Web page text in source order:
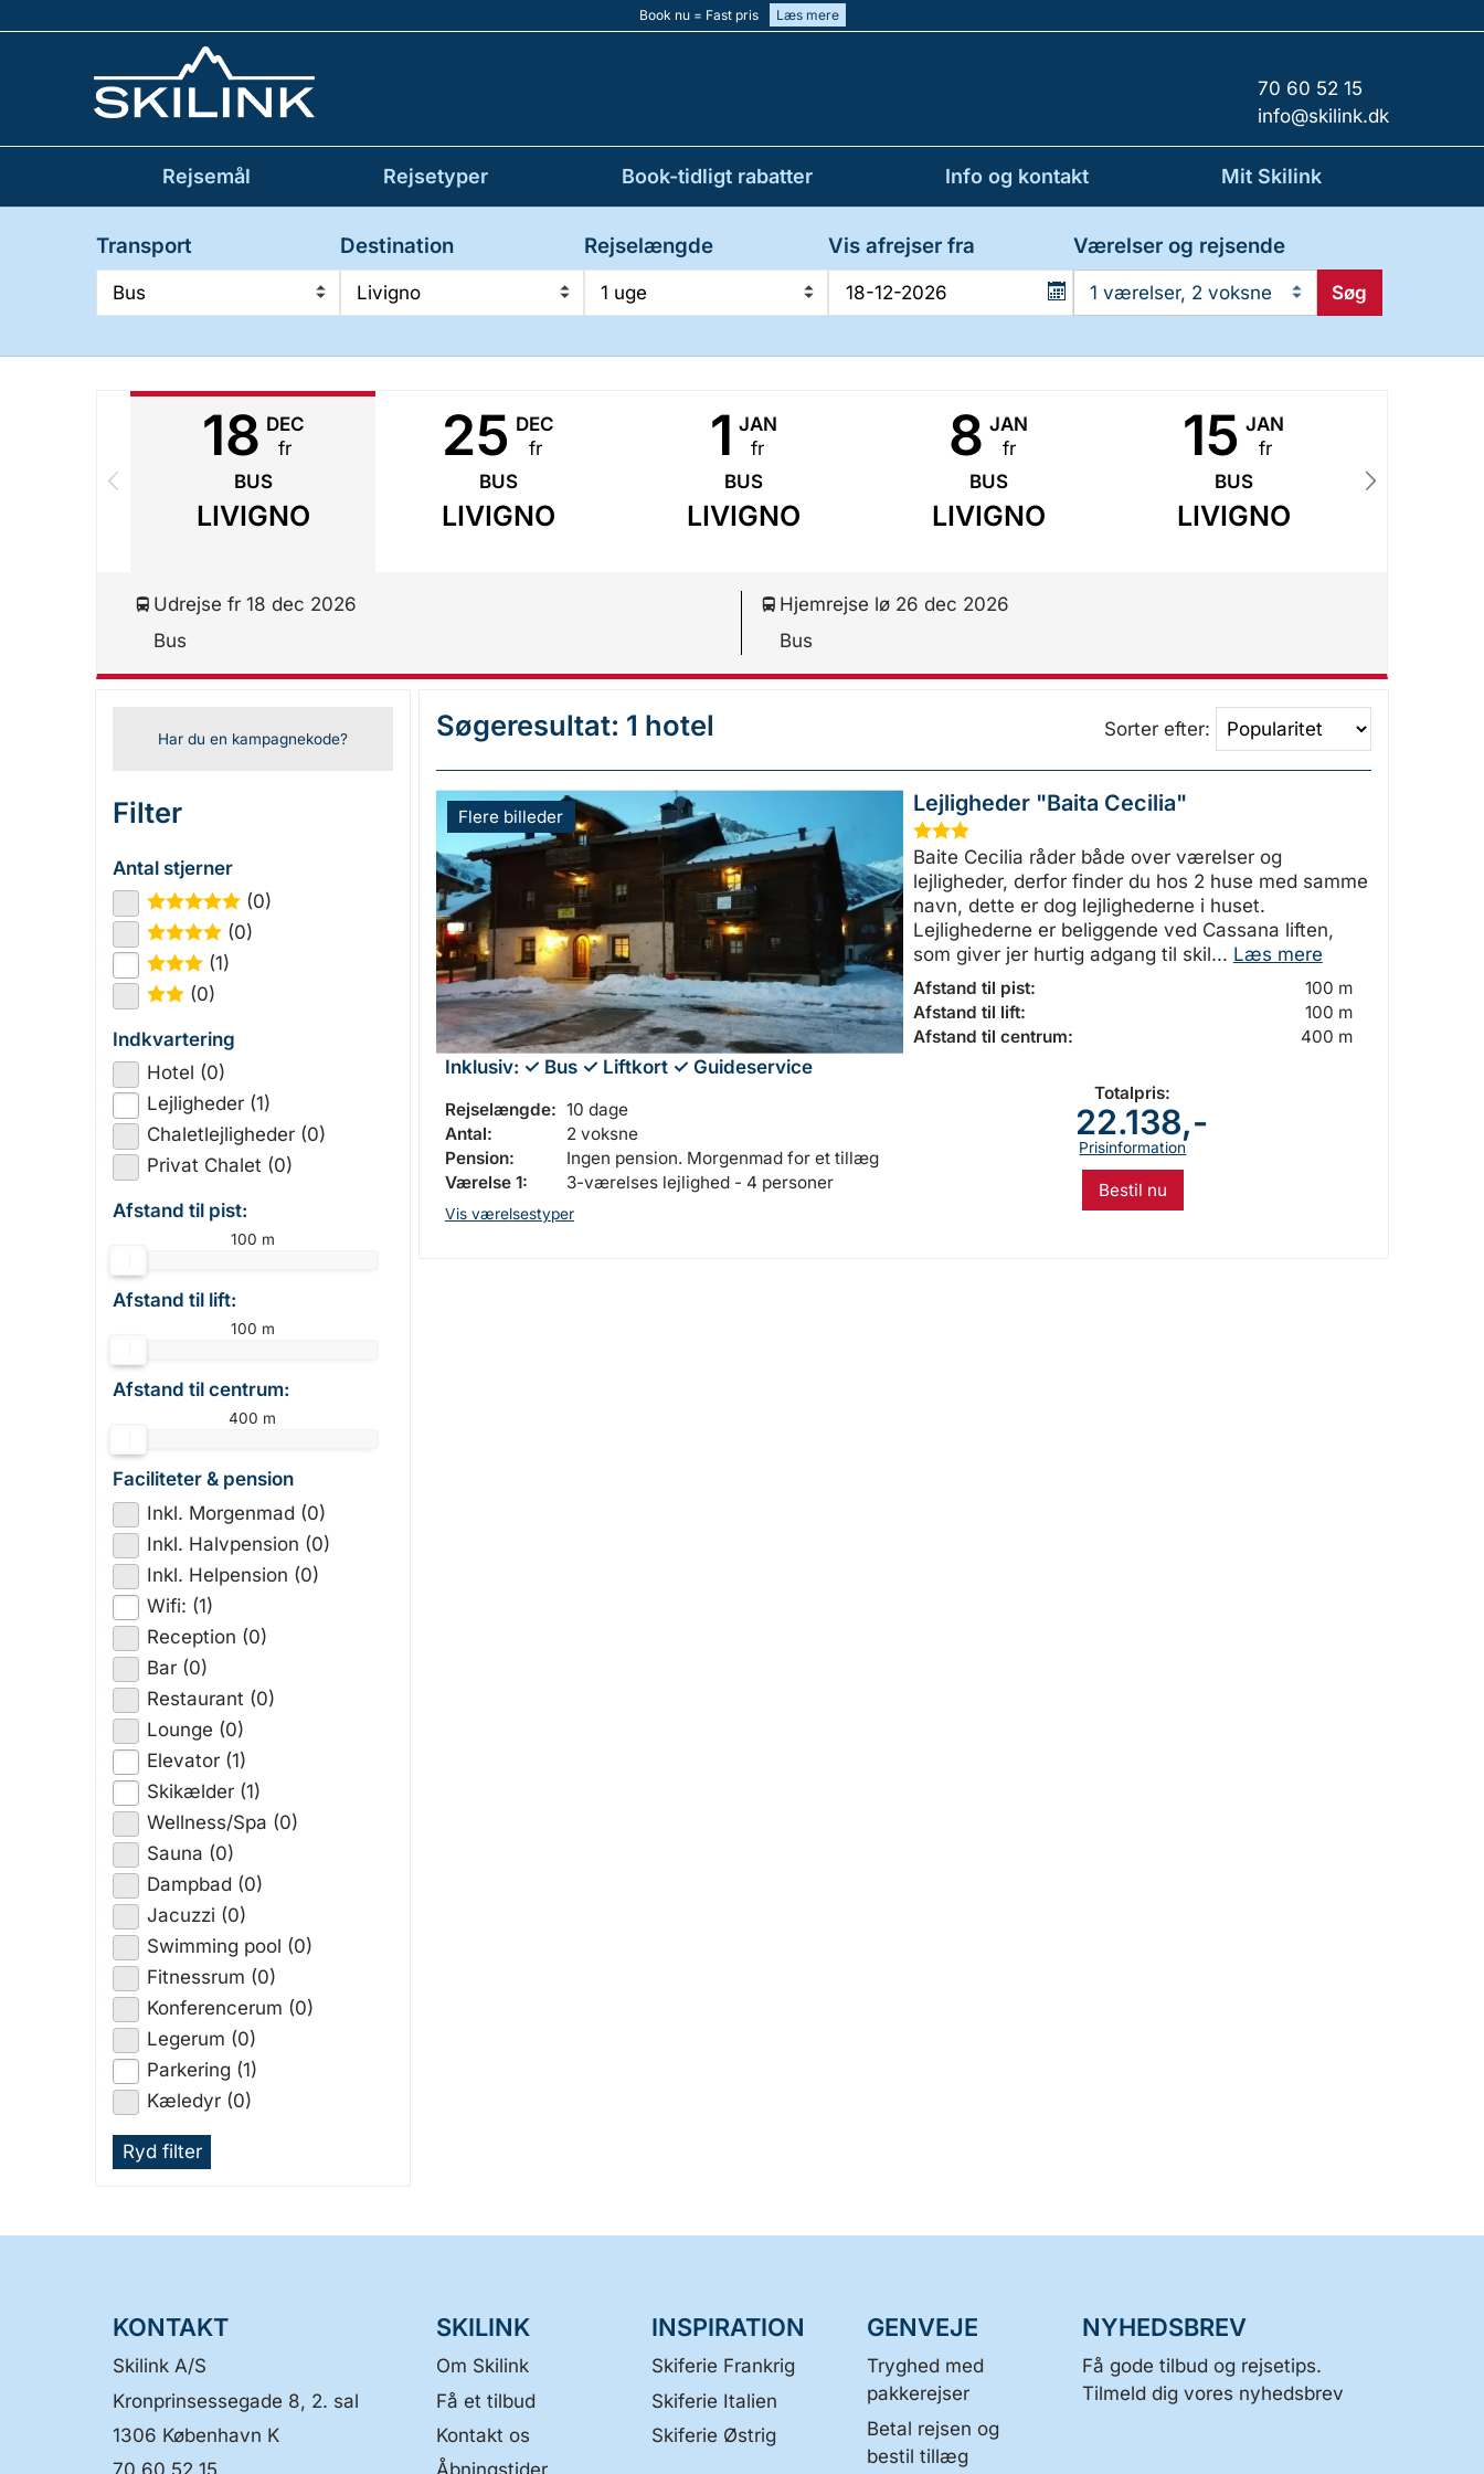
Book nu = Fast pris Læs mere
70 60 52 15
info@skilink.dk
Rejsemål Rejsetyper Book-tidligt rabatter Info og kontakt Mit Skilink
Transport
Bus
Destination
Livigno
Rejselængde
1 uge
Vis afrejser fra Værelser og rejsende
1 værelser, 2 voksne Søg
18 DEC
fr
BUS
LIVIGNO
25 DEC
fr
BUS
LIVIGNO
1 JAN
fr
BUS
LIVIGNO
8 JAN
fr
BUS
LIVIGNO
15 JAN
fr
BUS
LIVIGNO
Udrejse fr 18 dec 2026
Bus
Hjemrejse lø 26 dec 2026
Bus
Har du en kampagnekode?
Filter
Antal stjerner
★★★★★
(0)
★★★★
(0)
★★★
(1)
★★
(0)
Indkvartering
Hotel (0)
Lejligheder (1)
Chaletlejligheder (0)
Privat Chalet (0)
Afstand til pist:
100 m
Afstand til lift:
100 m
Afstand til centrum:
400 m
Faciliteter & pension
Inkl. Morgenmad (0)
Inkl. Halvpension (0)
Inkl. Helpension (0)
Wifi: (1)
Reception (0)
Bar (0)
Restaurant (0)
Lounge (0)
Elevator (1)
Skikælder (1)
Wellness/Spa (0)
Sauna (0)
Dampbad (0)
Jacuzzi (0)
Swimming pool (0)
Fitnessrum (0)
Konferencerum (0)
Legerum (0)
Parkering (1)
Kæledyr (0)
Ryd filter
Søgeresultat: 1 hotel Sorter efter:
Flere billeder Lejligheder "Baita Cecilia"
★★★
Baite Cecilia råder både over værelser og
lejligheder, derfor finder du hos 2 huse med samme
navn, dette er dog lejlighederne i huset.
Lejlighederne er beliggende ved Cassana liften,
som giver jer hurtig adgang til skil... Læs mere
Afstand til pist:
100 m
Afstand til lift:
100 m
Afstand til centrum:
400 m
Inklusiv: ✓ Bus ✓ Liftkort ✓ Guideservice
Rejselængde: 10 dage
Antal:
2 voksne
Pension:
Ingen pension. Morgenmad for et tillæg
Værelse 1:
3-værelses lejlighed - 4 personer
Vis værelsestyper
Totalpris:
22.138,-
Prisinformation
Bestil nu
KONTAKT
Skilink A/S
Kronprinsessegade 8, 2. sal
1306 København K
SKILINK
Om Skilink
Få et tilbud
Kontakt os
INSPIRATION
Skiferie Frankrig
Skiferie Italien
Skiferie Østrig
GENVEJE
Tryghed med
pakkerejser
Betal rejsen og
bestil tillæg
NYHEDSBREV
Få gode tilbud og rejsetips.
Tilmeld dig vores nyhedsbrev